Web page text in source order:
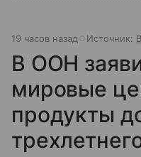
19 часов назад Источник:
В ООН
мировые
продукты